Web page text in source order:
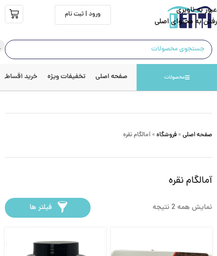
عبور به ناوبری
رفتن به محتوای اصلی
ورود | ثبت نام
محصولات صفحه اصلی تخفیفات ویژه خرید اقساطی
صفحه اصلی » فروشگاه » آمالگام نقره
آمالگام نقره
نمایش همه 2 نتیجه فیلتر ها